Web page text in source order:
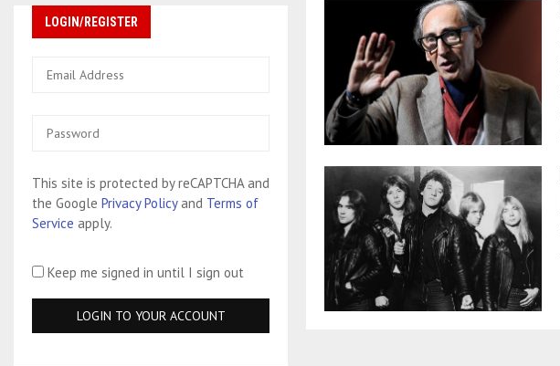
LOGIN/REGISTER
This site is protected by reCAPTCHA and
the Google Privacy Policyand Terms of
Service apply.
Keep me signed in until I sign out